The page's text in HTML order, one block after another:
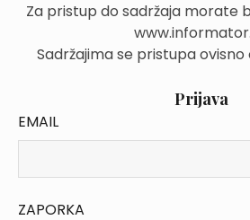
Za pristup do sadržaja morate
Sadržajima se pristupa
Prijava
EMAIL
ZAPORKA